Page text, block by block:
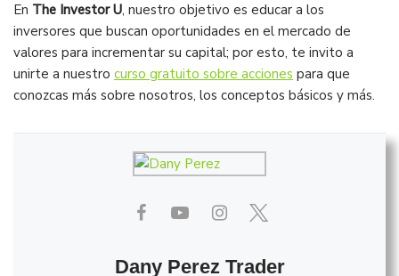
En The Investor U, nuestro objetivo es educar a los
inversores que buscan oportunidades en el mercado de
valores para incrementar su capital; por esto, te invito a
unirte a nuestro curso gratuito sobre acciones para que
conozcas más sobre nosotros, los conceptos básicos y más.
Dany Perez Trader